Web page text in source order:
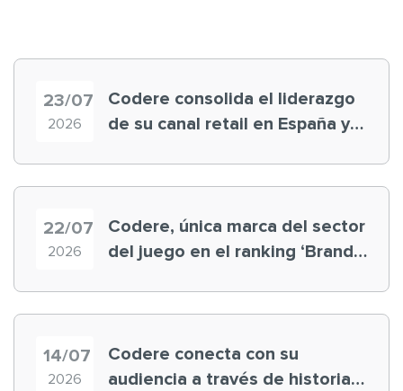
23/07
2026
Codere consolida el liderazgo
de su canal retail en España y
22/07
2026
Codere, única marca del sector
del juego en el ranking ‘Brand
14/07
2026
Codere conecta con su
audiencia a través de historias